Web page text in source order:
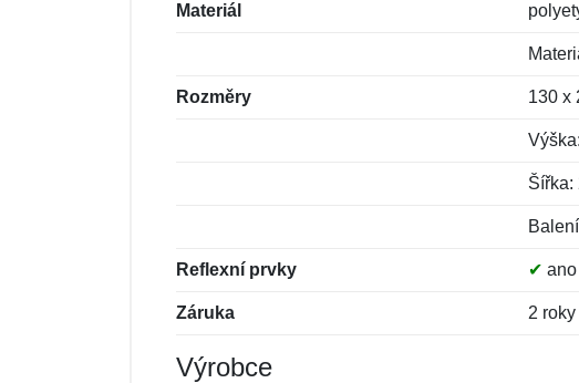
Materiál
Rozměry 130 x
Šířka:
Reflexní prvky ✔ ano
Záruka 2 roky
Výrobce